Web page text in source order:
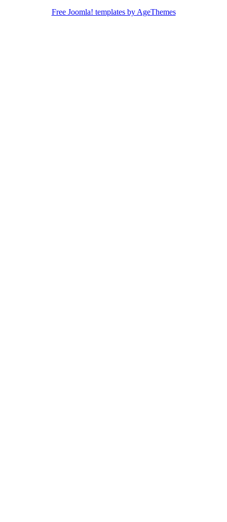
Free Joomla! templates by AgeThemes